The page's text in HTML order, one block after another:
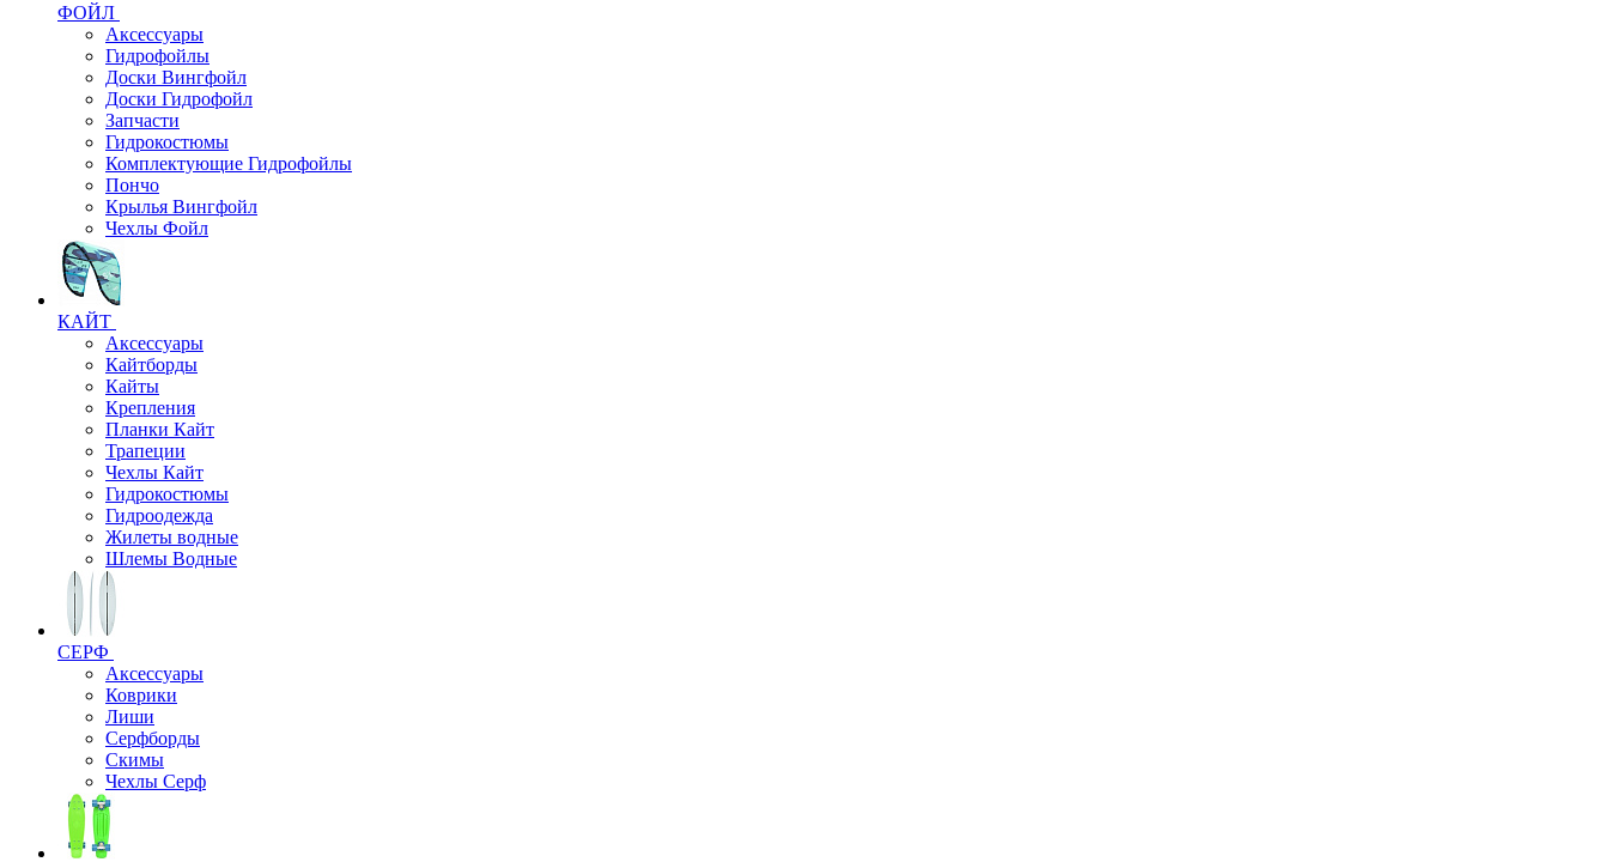
ФОЙЛ
Аксессуары
Гидрофойлы
Доски Вингфойл
Доски Гидрофойл
Запчасти
Гидрокостюмы
Комплектующие Гидрофойлы
Пончо
Крылья Вингфойл
Чехлы Фойл
КАЙТ
Аксессуары
Кайтборды
Кайты
Крепления
Планки Кайт
Трапеции
Чехлы Кайт
Гидрокостюмы
Гидроодежда
Жилеты водные
Шлемы Водные
СЕРФ
Аксессуары
Коврики
Лиши
Серфборды
Скимы
Чехлы Cерф